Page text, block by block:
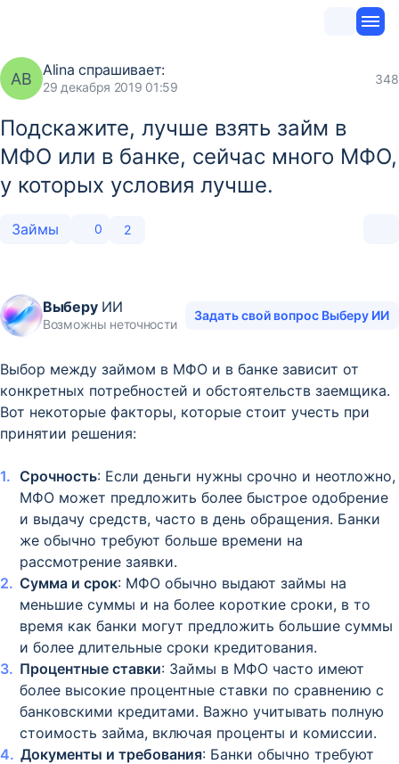
AB Alina спрашивает:
29 декабря 2019 01:59
348
Подскажите, лучше взять займ в
МФО или в банке, сейчас много МФО,
у которых условия лучше.
Займы 0 2
ВыберуИИ
Возможны неточности
Задать свой вопрос Выберу ИИ
Выбор между займом в МФО и в банке зависит от
конкретных потребностей и обстоятельств заемщика.
Вот некоторые факторы, которые стоит учесть при
принятии решения:
Срочность: Если деньги нужны срочно и неотложно,
МФО может предложить более быстрое одобрение
и выдачу средств, часто в день обращения. Банки
же обычно требуют больше времени на
рассмотрение заявки.
Сумма и срок: МФО обычно выдают займы на
меньшие суммы и на более короткие сроки, в то
время как банки могут предложить большие суммы
и более длительные сроки кредитования.
Процентные ставки: Займы в МФО часто имеют
более высокие процентные ставки по сравнению с
банковскими кредитами. Важно учитывать полную
стоимость займа, включая проценты и комиссии.
Документы и требования: Банки обычно требуют